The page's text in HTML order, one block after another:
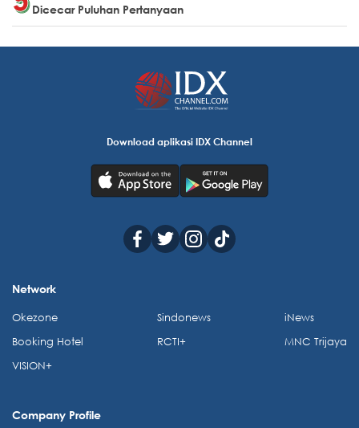
Dicecar Puluhan Pertanyaan
Download aplikasi IDX Channel
Network
Okezone
Booking Hotel
VISION+
Sindonews
RCTI+
iNews
MNC Trijaya
Company Profile